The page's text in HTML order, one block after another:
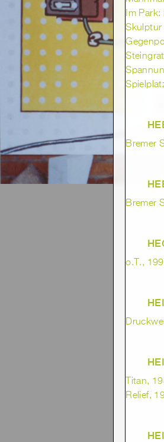
Im
Skulptur
Bremer
Bremer
o.T.,
Titan,
Relief,